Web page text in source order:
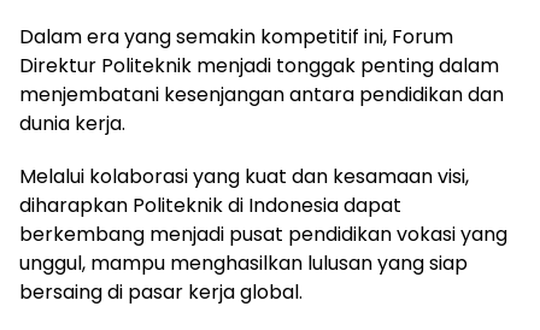
Dalam era yang semakin kompetitif ini, Forum
Direktur Politeknik menjadi tonggak penting dalam
menjembatani kesenjangan antara pendidikan dan
dunia kerja.
Melalui kolaborasi yang kuat dan kesamaan visi,
diharapkan Politeknik di Indonesia dapat
berkembang menjadi pusat pendidikan vokasi yang
unggul, mampu menghasilkan lulusan yang siap
bersaing di pasar kerja global.